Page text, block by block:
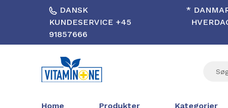
DANSK
KUNDESERVICE +45
91857666
*
Home Produkter Kategorier